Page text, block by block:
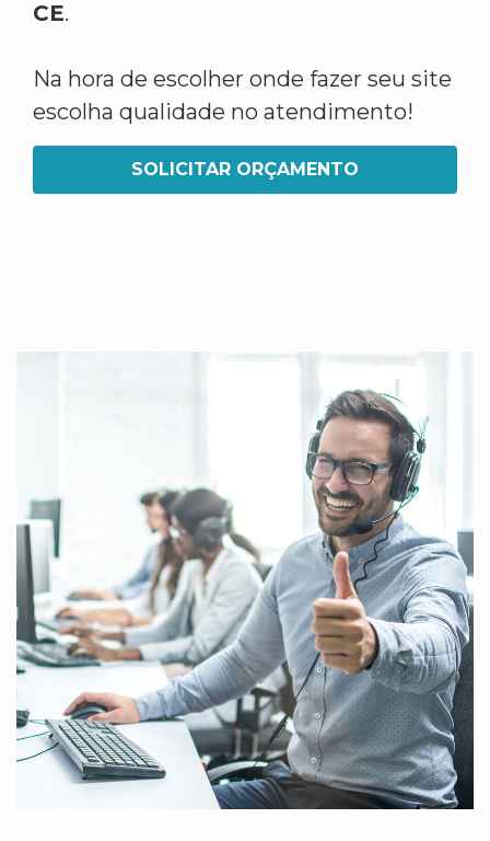
CE.
Na hora de escolher onde fazer seu site
escolha qualidade no atendimento!
SOLICITAR ORÇAMENTO